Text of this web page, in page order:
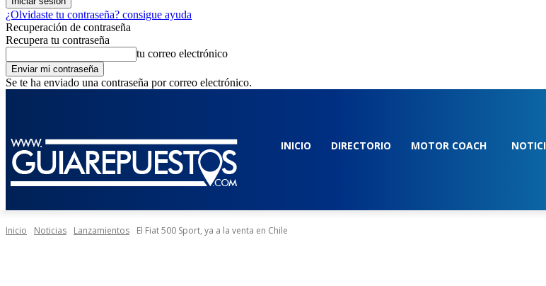
¿Olvidaste tu contraseña? consigue ayuda
Recuperación de contraseña
Recupera tu contraseña
tu correo electrónico
Se te ha enviado una contraseña por correo electrónico.
INICIO DIRECTORIO MOTOR COACH
Inicio Noticias Lanzamientos El Fiat 500 Sport, ya a la venta en Chile